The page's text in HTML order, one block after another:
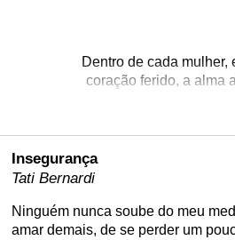
Dentro de cada mulher,
coração ferido, a alma
Insegurança
Tati Bernardi
Ninguém nunca soube do meu
amar demais, de se perder um